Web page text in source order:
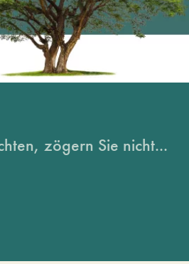
zögern Sie nicht...